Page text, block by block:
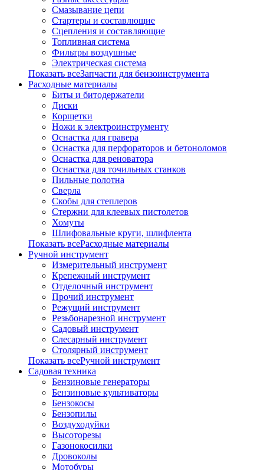
Смазывание цепи
Стартеры и составлющие
Сцепления и составляющие
Топливная система
Фильтры воздушные
Электрическая система
Показать всеЗапчасти для бензоинструмента
Расходные материалы
Биты и битодержатели
Диски
Корщетки
Ножи к электроинструменту
Оснастка для гравера
Оснастка для перфораторов и бетоноломов
Оснастка для реноватора
Оснастка для точильных станков
Пильные полотна
Сверла
Скобы для степлеров
Стержни для клеевых пистолетов
Хомуты
Шлифовальные круги, шлифлента
Показать всеРасходные материалы
Ручной инструмент
Измерительный инструмент
Крепежный инструмент
Отделочный инструмент
Прочий инструмент
Режущий инструмент
Резьбонарезной инструмент
Садовый инструмент
Слесарный инструмент
Столярный инструмент
Показать всеРучной инструмент
Садовая техника
Бензиновые генераторы
Бензиновые культиваторы
Бензокосы
Бензопилы
Воздуходуйки
Высоторезы
Газонокосилки
Дровоколы
Мотобуры